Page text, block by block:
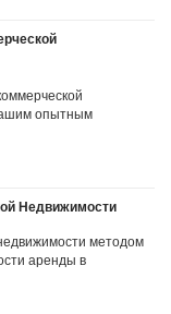
опытным
Недвижимости
методом
аренды в